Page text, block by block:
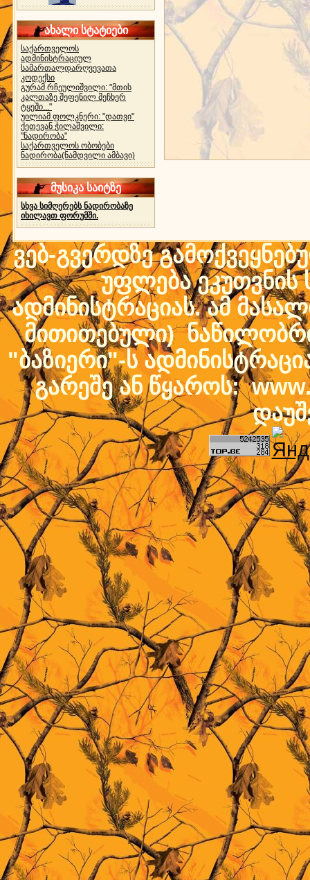
ახალი სტატიები
საქართველოს
ადმინისტრაციულ
სამართალდარღვევათა
კოდექსი
გურამ რჩეულიშვილი: "მთის
კალთაზე შეფენილ მეჩხერ
ტყეში..."
უილიამ ფოლკნერი: "დათვი"
ქეთევან ჭილაშვილი:
"ნადირობა"
საქართველოს ობობები
ნადირობა(ნამდვილი ამბავი)
მუსიკა საიტზე
სხვა სიმღერებს ნადირობაზე
იხილავთ ფორუმში.
ვებ-გვერდზე
უფლება ეკუთვნის
ადმინისტრაციას. ამ
მითითებული)
"ბაზიერი"-ს
გარეშე ან წყაროს: